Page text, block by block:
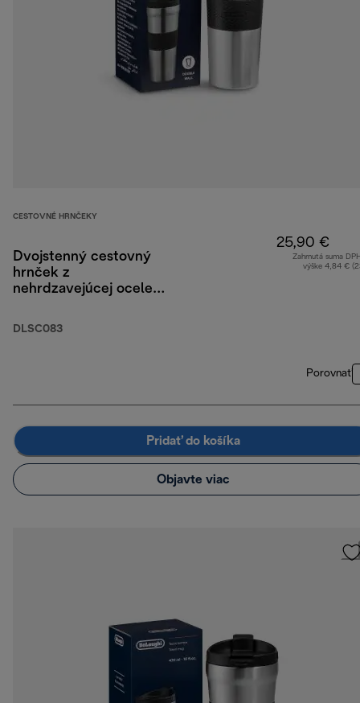
CESTOVNÉ HRNČEKY
Dvojstenný cestovný
hrnček z
nehrdzavejúcej ocele,
DLSC083
25,90 €
Zahrnutá suma
výške 4,84 €
Porovnať
Pridať do košíka
Objavte viac